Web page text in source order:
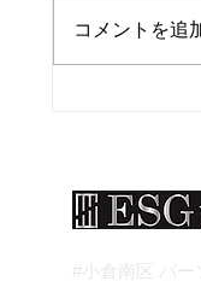
場！
コメントを追
#小倉南区 パー